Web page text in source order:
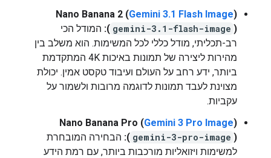
Nano Banana 2 (Gemini 3.1 Flash Image)
(
gemini-3.1-flash-image
): המודל הכי
רב-תכליתי, מודל כללי לכל המשימות. הוא משלב בין
מהירות ליצירה של תמונות באיכות 4K המתקדמת
ביותר, ידע רחב על העולם ועיבוד טקסט אמין. יכולת
מצוינת לעבד תמונות לדוגמה מרובות ולשמור על
עקביות.
Nano Banana Pro (Gemini 3 Pro Image)
(
gemini-3-pro-image
): הבחירה המובחרת
למשימות ויזואליות מורכבות ביותר, עם רמת הידע